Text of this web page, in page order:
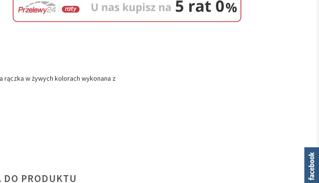
w żywych kolorach wykonana z
DO PRODUKTU